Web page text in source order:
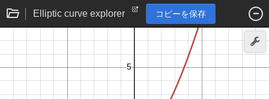
Elliptic curve explorer コピーを保存